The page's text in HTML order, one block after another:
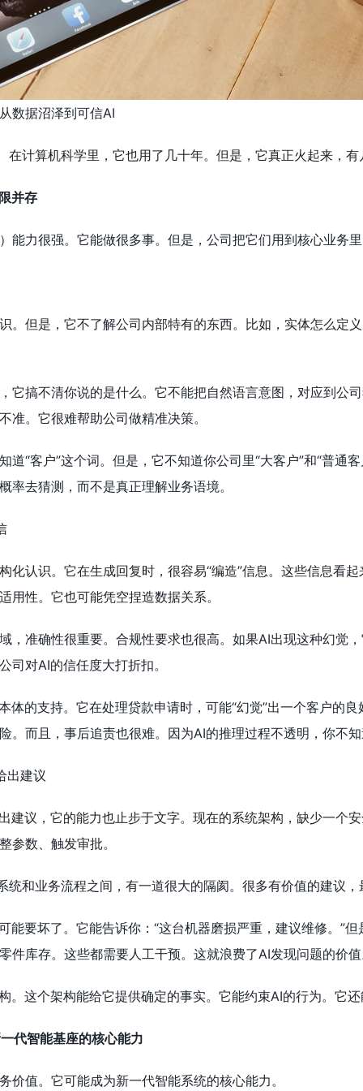
数据沼泽到可信AI
在计算机科学里，它也用了几十年。但是，它真正火起来，
并存
能力很强。它能做很多事。但是，公司把它们用到核心业务
。但是，它不了解公司内部特有的东西。比如，实体怎么定
它搞不清你说的是什么。它不能把自然语言意图，对应到公
准。它很难帮助公司做精准决策。
道“客户”这个词。但是，它不知道你公司里“大客户”和“普通
率去猜测，而不是真正理解业务语境。
化认识。它在生成回复时，很容易“编造”信息。这些信息看
用性。它也可能凭空捏造数据关系。
，准确性很重要。合规性要求也很高。如果AI出现这种幻觉
司对AI的信任度大打折扣。
体的支持。它在处理贷款申请时，可能“幻觉”出一个客户的
。而且，事后追责也很难。因为AI的推理过程不透明，你不
出建议
建议，它的能力也止步于文字。现在的系统架构，缺少一个
参数、触发审批。
统和业务流程之间，有一道很大的隔阂。很多有价值的建议
能要坏了。它能告诉你：“这台机器磨损严重，建议维修。”
件库存。这些都需要人工干预。这就浪费了AI发现问题的价
。这个架构能给它提供确定的事实。它能约束AI的行为。它
代智能基座的核心能力
价值。它可能成为新一代智能系统的核心能力。